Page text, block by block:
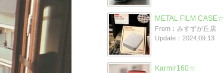
METAL FILM CASE☆
From：みすずが丘店
Update：2024.09.13
Karmir160☆